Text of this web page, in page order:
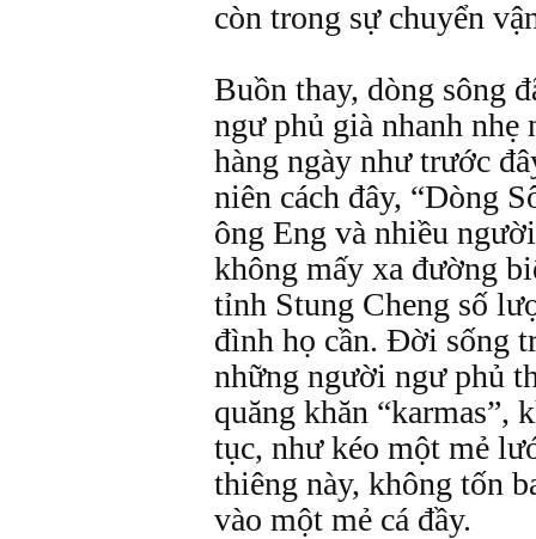
còn trong sự chuyển
Buồn thay, dòng sông
ngư phủ già nhanh nhẹ
hàng ngày như trước
niên cách đây, “Dòng
ông Eng và nhiều
không mấy xa đường
tỉnh Stung Cheng số
đình họ cần. Ðời sống
những người ngư phủ
quăng khăn “karmas”,
tục, như kéo một mẻ
thiêng này, không tốn
vào một mẻ cá đầy.